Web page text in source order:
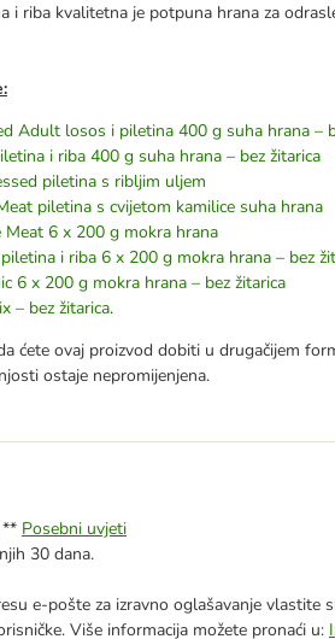
i riba kvalitetna je potpuna hrana za
Adult losos i piletina 400 g suha hrana –
i riba 400 g suha hrana – bez žitarica
piletina s ribljim uljem
piletina s cvijetom kamilice suha hrana
Meat 6 x 200 g mokra hrana
i riba 6 x 200 g mokra hrana – bez
6 x 200 g mokra hrana – bez žitarica
– bez žitarica.
ćete ovaj proizvod dobiti u drugačijem
ostaje nepromijenjena.
** Posebni uvjeti
30 dana.
e-pošte za izravno oglašavanje
Više informacija možete pronaći u: